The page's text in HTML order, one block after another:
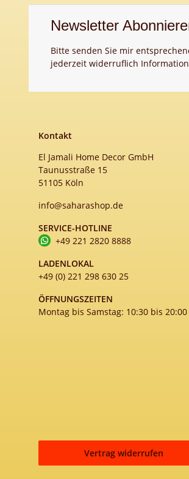
Newsletter
Bitte senden Sie mir
jederzeit widerruflich
Kontakt
El Jamali Home Decor GmbH
Taunusstraße 15
51105 Köln
info@saharashop.de
SERVICE-HOTLINE
+49 221 2820 8888
LADENLOKAL
+49 (0) 221 298 630 25
ÖFFNUNGSZEITEN
Montag bis Samstag: 10:30 bis
Vertrag widerrufen